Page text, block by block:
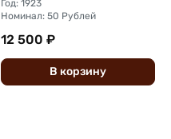
Год: 1923
Номинал: 50 Рублей
12 500 ₽
В корзину